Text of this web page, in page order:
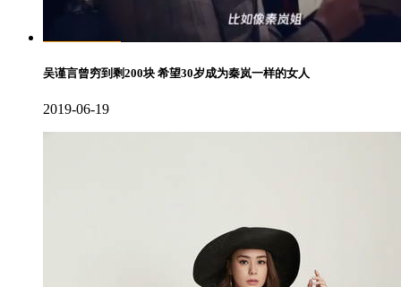
吴谨言曾穷到剩200块 希望30岁成为秦岚一样的女人
2019-06-19